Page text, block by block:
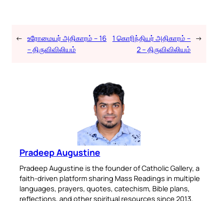
← உரோமையர் அதிகாரம் – 16
– திருவிவிலியம்
1 கொரிந்தியர் அதிகாரம் –
2 – திருவிவிலியம்
→
Pradeep Augustine
Pradeep Augustine is the founder of Catholic Gallery, a
faith-driven platform sharing Mass Readings in multiple
languages, prayers, quotes, catechism, Bible plans,
reflections, and other spiritual resources since 2013.